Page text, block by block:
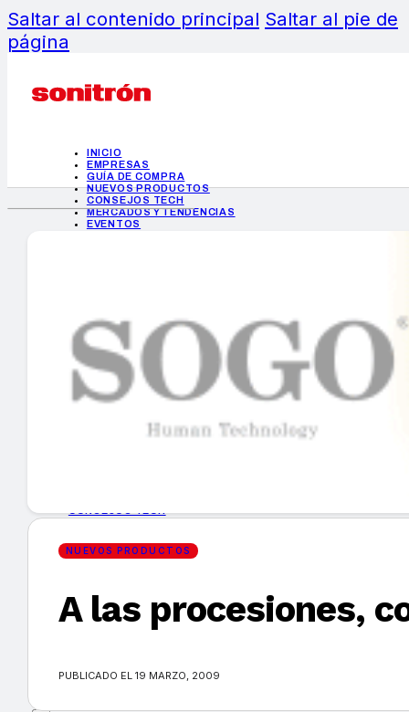
Saltar al contenido principal Saltar al pie de
página
INICIO
EMPRESAS
GUÍA DE COMPRA
NUEVOS PRODUCTOS
CONSEJOS TECH
MERCADOS Y TENDENCIAS
EVENTOS
INICIO
EMPRESAS
GUÍA DE COMPRA
MERCADOS Y TENDENCIAS
EVENTOS
NUEVOS PRODUCTOS
A las procesiones,
PUBLICADO EL 19 MARZO, 2009